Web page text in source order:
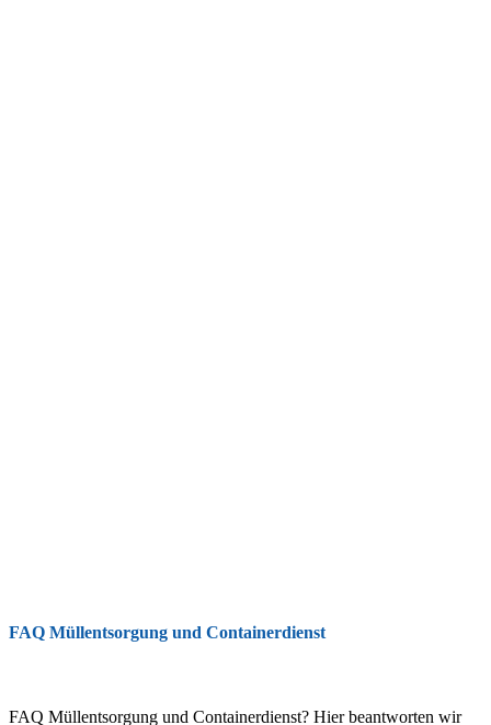
FAQ Müllentsorgung und Containerdienst
FAQ Müllentsorgung und Containerdienst? Hier beantworten wir